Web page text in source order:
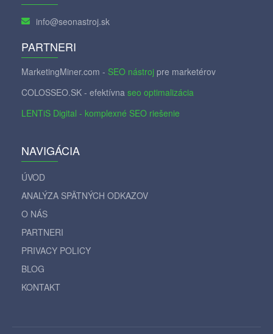
info@seonastroj.sk
PARTNERI
MarketingMiner.com - SEO nástroj pre marketérov
COLOSSEO.SK - efektívna seo optimalizácia
LENTiS Digital - komplexné SEO riešenie
NAVIGÁCIA
ÚVOD
ANALÝZA SPÄTNÝCH ODKAZOV
O NÁS
PARTNERI
PRIVACY POLICY
BLOG
KONTAKT